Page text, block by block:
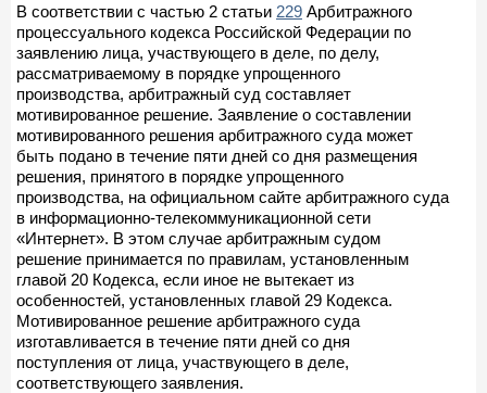
В соответствии с частью 2 статьи 229 Арбитражного
процессуального кодекса Российской Федерации по
заявлению лица, участвующего в деле, по делу,
рассматриваемому в порядке упрощенного
производства, арбитражный суд составляет
мотивированное решение. Заявление о составлении
мотивированного решения арбитражного суда может
быть подано в течение пяти дней со дня размещения
решения, принятого в порядке упрощенного
производства, на официальном сайте арбитражного суда
в информационно-телекоммуникационной сети
«Интернет». В этом случае арбитражным судом
решение принимается по правилам, установленным
главой 20 Кодекса, если иное не вытекает из
особенностей, установленных главой 29 Кодекса.
Мотивированное решение арбитражного суда
изготавливается в течение пяти дней со дня
поступления от лица, участвующего в деле,
соответствующего заявления.